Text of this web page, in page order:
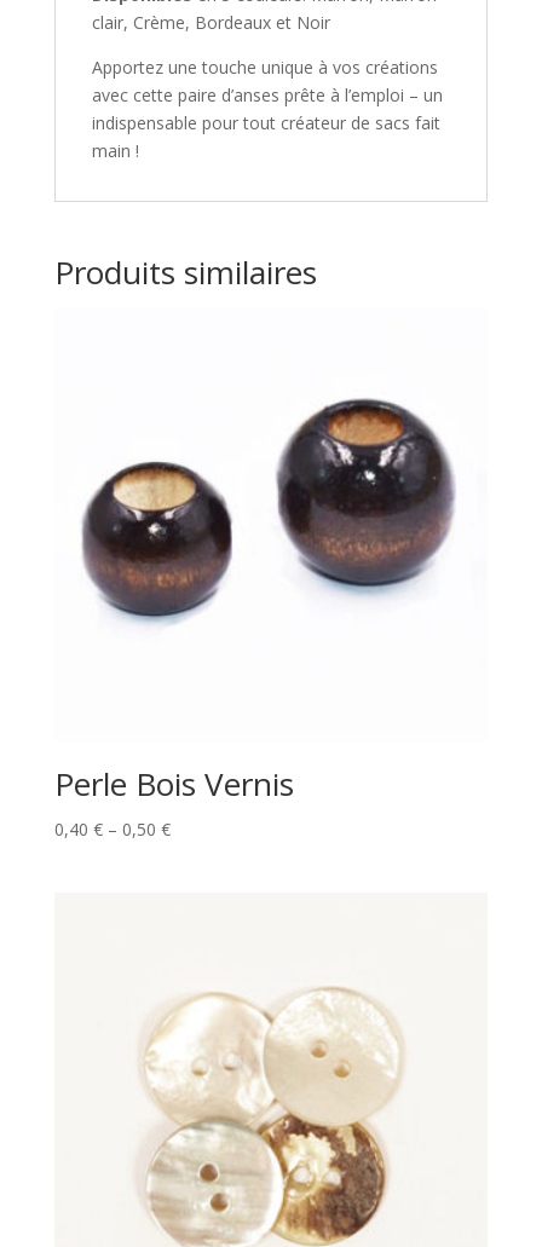
p
o
d
clair, Crème, Bordeaux et Noir
Apportez une touche unique à vos créations
avec cette paire d’anses prête à l’emploi – un
indispensable pour tout créateur de sacs fait
main !
Produits similaires
Perle Bois Vernis
0,40 € – 0,50 €Price